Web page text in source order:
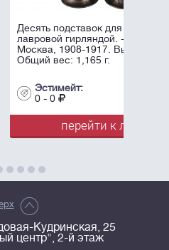
для рюмок с
гирляндой. - Россия,
1917. Высота: 8,5 см.
1,165 г.
перейти к лоту
Кудринская, 25
центр", 2-й этаж